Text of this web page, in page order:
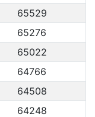
65529
65276
65022
64766
64508
64248